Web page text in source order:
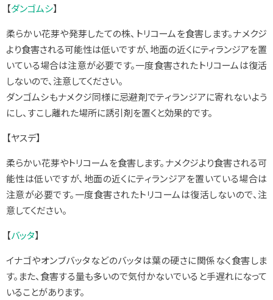
【ダンゴムシ】
柔らかい花芽や発芽したての株、トリコームを食害します。ナメクジ
より食害される可能性は低いですが、地面の近くにティランジアを置
いている場合は注意が必要です。一度食害されたトリコームは復活
しないので、注意してください。
ダンゴムシもナメクジ同様に忌避剤でティランジアに寄れないよう
にし、すこし離れた場所に誘引剤を置くと効果的です。
【ヤスデ】
柔らかい花芽やトリコームを食害します。ナメクジより食害される可
能性は低いですが、地面の近くにティランジアを置いている場合は
注意が必要です。一度食害されたトリコームは復活しないので、注
意してください。
【バッタ】
イナゴやオンブバッタなどのバッタは葉の硬さに関係なく食害しま
す。また、食害する量も多いので気付かないでいると手遅れになって
いることがあります。